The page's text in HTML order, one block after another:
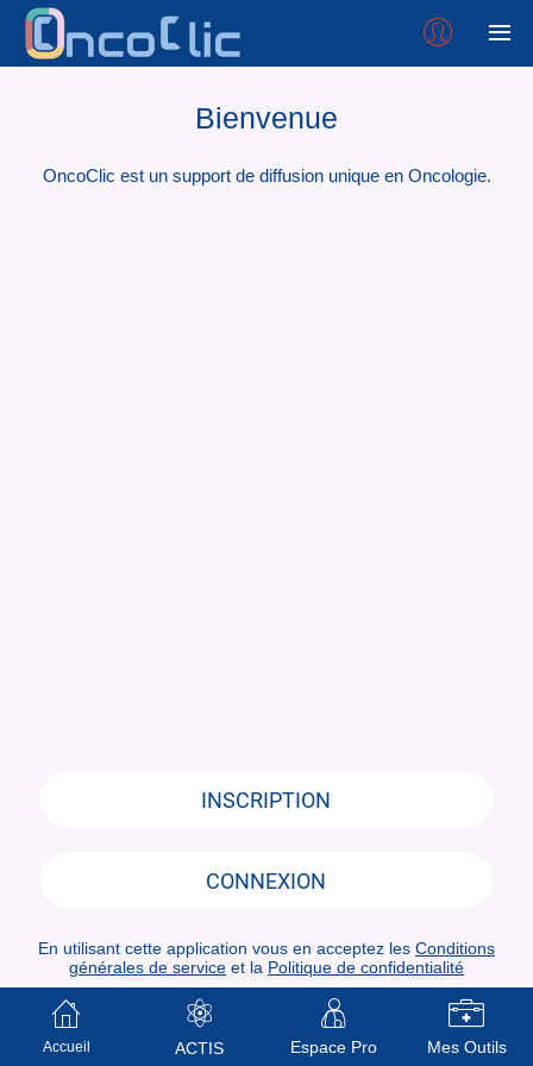
Bienvenue
OncoClic est un support de diffusion unique en Oncologie.
INSCRIPTION
CONNEXION
En utilisant cette application vous en acceptez les Conditions
générales de service et la Politique de confidentialité
Accueil ACTIS Espace Pro Mes Outils